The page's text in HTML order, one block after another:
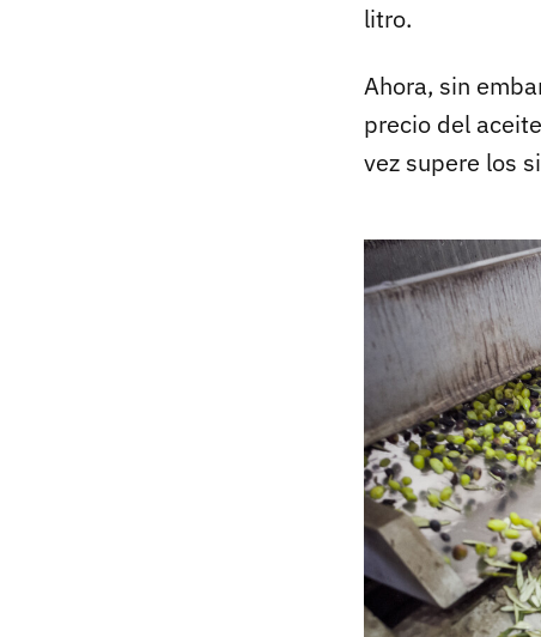
litro.
Ahora, sin
precio del
vez supere los